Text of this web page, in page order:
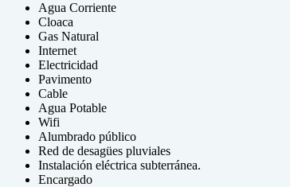
Agua Corriente
Cloaca
Gas Natural
Internet
Electricidad
Pavimento
Cable
Agua Potable
Wifi
Alumbrado público
Red de desagües pluviales
Instalación eléctrica subterránea.
Encargado